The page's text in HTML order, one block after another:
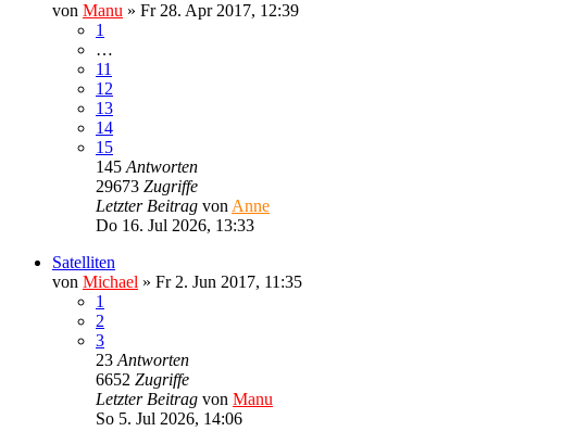
von Manu » Fr 28. Apr 2017, 12:39
1
…
11
12
13
14
15
145 Antworten
29673 Zugriffe
Letzter Beitrag von Anne
Do 16. Jul 2026, 13:33
Satelliten
von Michael » Fr 2. Jun 2017, 11:35
1
2
3
23 Antworten
6652 Zugriffe
Letzter Beitrag von Manu
So 5. Jul 2026, 14:06